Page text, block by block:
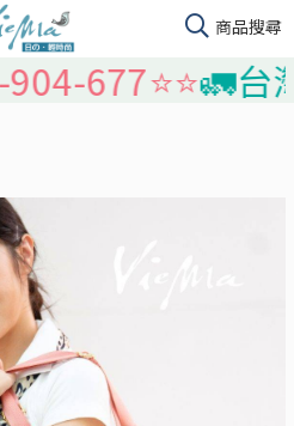
🚛台灣本